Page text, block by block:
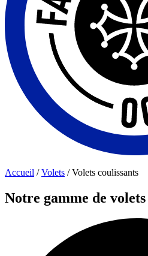
Accueil /Volets /Volets coulissants
Notre gamme de